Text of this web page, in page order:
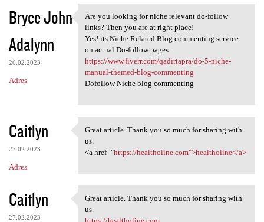
Bryce John
Adalynn
26.02.2023
Adres
Are you looking for niche
Are you looking for niche relevant do-follow
links? Then you are at right place!
Yes! its Niche Related Blog commenting service
on actual Do-follow pages.
https://www.fiverr.com/qadirtapra/do-5-niche-
manual-themed-blog-commenting
Dofollow Niche blog commenting
Caitlyn
27.02.2023
Adres
Great article. Thank you so
Great article. Thank you so much for sharing with
us.
<a href="https://healtholine.com">healtholine</a>
Caitlyn
27.02.2023
Great article. Thank you so
Great article. Thank you so much for sharing with
us.